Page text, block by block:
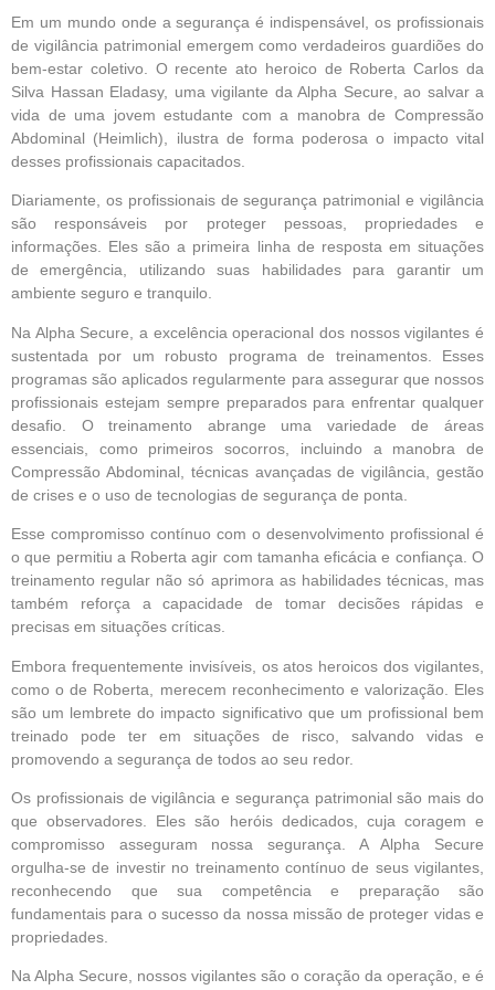
Em um mundo onde a segurança é indispensável, os profissionais
de vigilância patrimonial emergem como verdadeiros guardiões do
bem-estar coletivo. O recente ato heroico de Roberta Carlos da
Silva Hassan Eladasy, uma vigilante da Alpha Secure, ao salvar a
vida de uma jovem estudante com a manobra de Compressão
Abdominal (Heimlich), ilustra de forma poderosa o impacto vital
desses profissionais capacitados.
Diariamente, os profissionais de segurança patrimonial e vigilância
são responsáveis por proteger pessoas, propriedades e
informações. Eles são a primeira linha de resposta em situações
de emergência, utilizando suas habilidades para garantir um
ambiente seguro e tranquilo.
Na Alpha Secure, a excelência operacional dos nossos vigilantes é
sustentada por um robusto programa de treinamentos. Esses
programas são aplicados regularmente para assegurar que nossos
profissionais estejam sempre preparados para enfrentar qualquer
desafio. O treinamento abrange uma variedade de áreas
essenciais, como primeiros socorros, incluindo a manobra de
Compressão Abdominal, técnicas avançadas de vigilância, gestão
de crises e o uso de tecnologias de segurança de ponta.
Esse compromisso contínuo com o desenvolvimento profissional é
o que permitiu a Roberta agir com tamanha eficácia e confiança. O
treinamento regular não só aprimora as habilidades técnicas, mas
também reforça a capacidade de tomar decisões rápidas e
precisas em situações críticas.
Embora frequentemente invisíveis, os atos heroicos dos vigilantes,
como o de Roberta, merecem reconhecimento e valorização. Eles
são um lembrete do impacto significativo que um profissional bem
treinado pode ter em situações de risco, salvando vidas e
promovendo a segurança de todos ao seu redor.
Os profissionais de vigilância e segurança patrimonial são mais do
que observadores. Eles são heróis dedicados, cuja coragem e
compromisso asseguram nossa segurança. A Alpha Secure
orgulha-se de investir no treinamento contínuo de seus vigilantes,
reconhecendo que sua competência e preparação são
fundamentais para o sucesso da nossa missão de proteger vidas e
propriedades.
Na Alpha Secure, nossos vigilantes são o coração da operação, e é